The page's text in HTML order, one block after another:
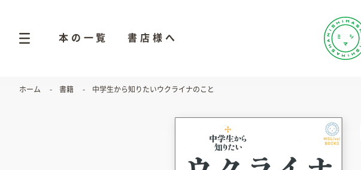
本の一覧 書店様へ
ホーム 書籍 中学生から知りたいウクライナのこと